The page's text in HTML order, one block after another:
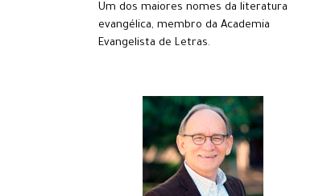
Um dos maiores nomes da literatura
evangélica, membro da Academia
Evangelista de Letras.